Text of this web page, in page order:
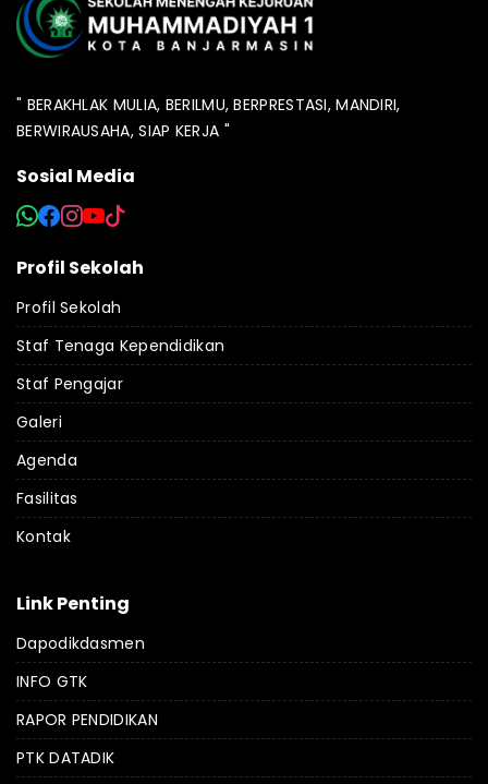
" BERAKHLAK MULIA, BERILMU, BERPRESTASI, MANDIRI,
BERWIRAUSAHA, SIAP KERJA "
Sosial Media
Profil Sekolah
Profil Sekolah
Staf Tenaga Kependidikan
Staf Pengajar
Galeri
Agenda
Fasilitas
Kontak
Link Penting
Dapodikdasmen
INFO GTK
RAPOR PENDIDIKAN
PTK DATADIK